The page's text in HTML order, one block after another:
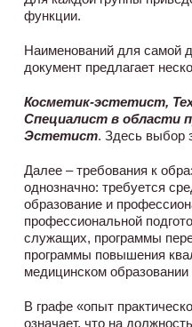
функции.
Наименований для самой
документ предлагает
Косметик-эстетист,
Специалист в области
Эстетист. Здесь выбор
Далее – требования к
однозначно: требуется
образование и
профессиональной
служащих, программы
программы повышения
медицинском образовании
В графе «опыт
означает, что на